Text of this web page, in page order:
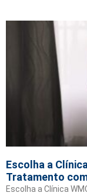
Escolha a
Tratamento
Escolha a Clínica